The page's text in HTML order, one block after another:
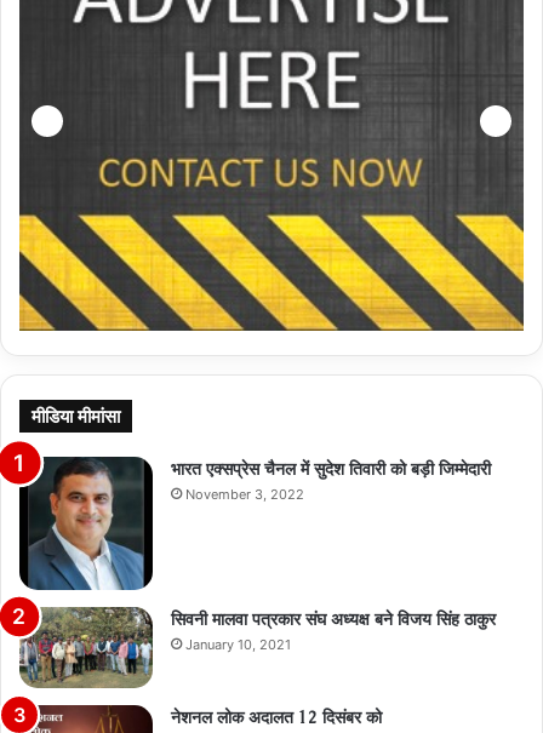
मीडिया मीमांसा
भारत एक्सप्रेस चैनल में सुदेश तिवारी को बड़ी जिम्मेदारी
November 3, 2022
सिवनी मालवा पत्रकार संघ अध्यक्ष बने विजय सिंह ठाकुर
January 10, 2021
नेशनल लोक अदालत 12 दिसंबर को